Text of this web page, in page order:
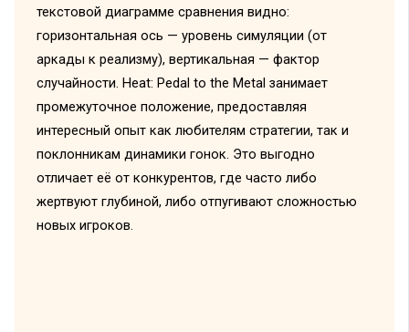
текстовой диаграмме сравнения видно:
горизонтальная ось — уровень симуляции (от
аркады к реализму), вертикальная — фактор
случайности. Heat: Pedal to the Metal занимает
промежуточное положение, предоставляя
интересный опыт как любителям стратегии, так и
поклонникам динамики гонок. Это выгодно
отличает её от конкурентов, где часто либо
жертвуют глубиной, либо отпугивают сложностью
новых игроков.